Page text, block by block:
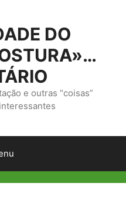
DO
e outras “coisas”